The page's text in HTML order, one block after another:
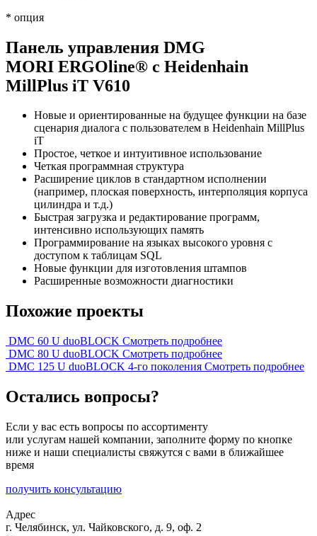
* опция
Панель управления DMG
MORI ERGOline® с Heidenhain
MillPlus iT V610
Новые и ориентированные на будущее функции на базе
сценария диалога с пользователем в Heidenhain MillPlus
iT
Простое, четкое и интуитивное использование
Четкая программная структура
Расширение циклов в стандартном исполнении
(например, плоская поверхность, интерполяция корпуса
цилиндра и т.д.)
Быстрая загрузка и редактирование программ,
интенсивно использующих память
Программирование на языках высокого уровня с
доступом к таблицам SQL
Новые функции для изготовления штампов
Расширенные возможности диагностики
Похожие проекты
DMC 60 U duoBLOCK Смотреть подробнее
DMC 80 U duoBLOCK Смотреть подробнее
DMC 125 U duoBLOCK 4-го поколения Смотреть подробнее
Остались вопросы?
Если у вас есть вопросы по ассортименту
или услугам нашей компании, заполните форму по кнопке
ниже и наши специалисты свяжутся с вами в ближайшее
время
получить консультацию
Адрес
г. Челябинск, ул. Чайковского, д. 9, оф. 2